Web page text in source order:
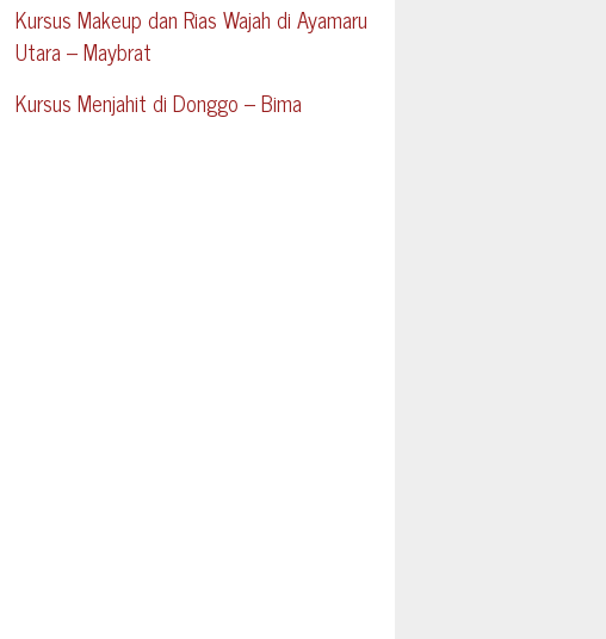
Kursus Makeup dan Rias Wajah di Ayamaru
Utara – Maybrat
Kursus Menjahit di Donggo – Bima